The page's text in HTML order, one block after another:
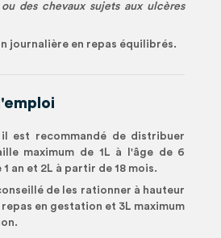
des chevaux sujets aux ulcères
journalière en repas équilibrés.
est recommandé de distribuer
maximum de 1L à l'âge de 6
1 an et 2L à partir de 18 mois.
de les rationner à hauteur
en gestation et 3L maximum